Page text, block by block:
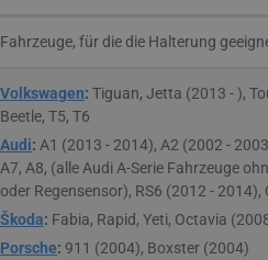
Fahrzeuge, für die die Halterung
Volkswagen: Tiguan, Jetta (2013 - ),
Beetle, T5, T6
Audi: A1 (2013 - 2014), A2 (2002 -
A7, A8, (alle Audi A-Serie Fahrzeuge
oder Regensensor), RS6 (2012 -
Škoda: Fabia, Rapid, Yeti, Octavia
Porsche: 911 (2004), Boxster (2004)